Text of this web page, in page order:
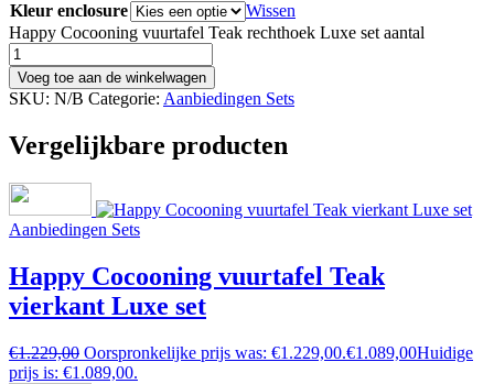
Kleur enclosure
Wissen
Happy Cocooning vuurtafel Teak rechthoek Luxe set aantal
Voeg toe aan de winkelwagen
SKU: N/B Categorie: Aanbiedingen Sets
Vergelijkbare producten
Aanbiedingen Sets
Happy Cocooning vuurtafel Teak
vierkant Luxe set
€1.229,00 Oorspronkelijke prijs was: €1.229,00.€1.089,00Huidige
prijs is: €1.089,00.